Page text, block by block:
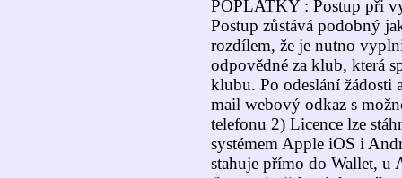
POPLATKY : Postup při
Postup zůstává podobný
rozdílem, že je nutno
odpovědné za klub, která
klubu. Po odeslání žádosti
mail webový odkaz s
telefonu 2) Licence lze
systémem Apple iOS i
stahuje přímo do Wallet, u